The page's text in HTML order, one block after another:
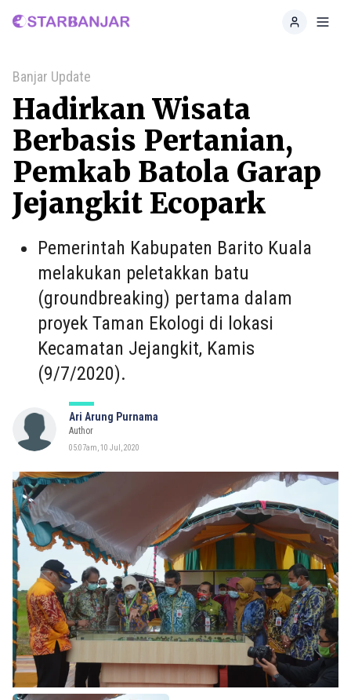
Home
Banjar Update
Hadirkan Wisata
Berbasis Pertanian,
Pemkab Batola Garap
Jejangkit Ecopark
Pemerintah Kabupaten Barito Kuala
melakukan peletakkan batu
(groundbreaking) pertama dalam
proyek Taman Ekologi di lokasi
Kecamatan Jejangkit, Kamis
(9/7/2020).
Ari Arung Purnama
Author
05:07am, 10 Jul, 2020